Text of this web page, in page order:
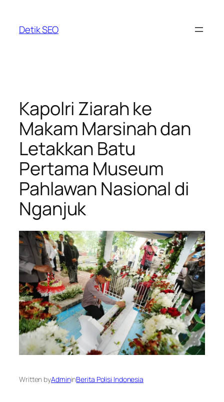
content
Detik SEO
Kapolri Ziarah ke
Makam Marsinah dan
Letakkan Batu
Pertama Museum
Pahlawan Nasional di
Nganjuk
Written byAdmininBerita Polisi Indonesia